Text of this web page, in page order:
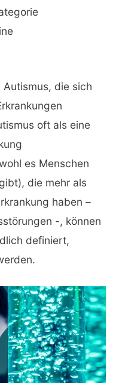
die sich
oft als eine
es Menschen
die mehr als
haben –
-, können
definiert,